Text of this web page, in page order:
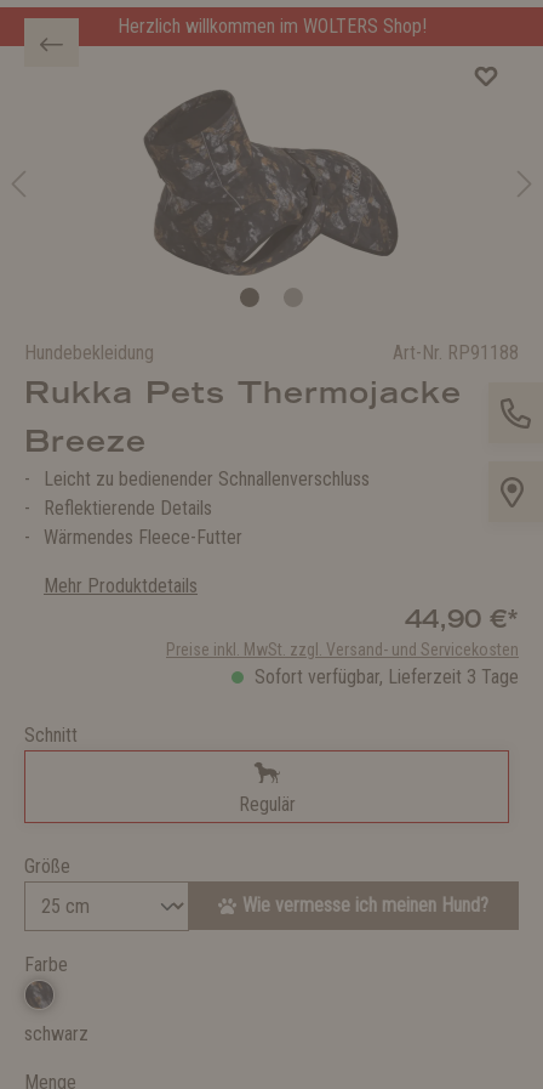
Herzlich willkommen im WOLTERS Shop!
Hundebekleidung Art-Nr. RP91188
Rukka Pets Thermojacke
Breeze
Leicht zu bedienender Schnallenverschluss
Reflektierende Details
Wärmendes Fleece-Futter
Mehr Produktdetails
44,90 €*
Preise inkl. MwSt. zzgl. Versand- und Servicekosten
Sofort verfügbar, Lieferzeit 3 Tage
Schnitt
Regulär
Größe
Wie vermesse ich meinen Hund?
Farbe
schwarz
Menge